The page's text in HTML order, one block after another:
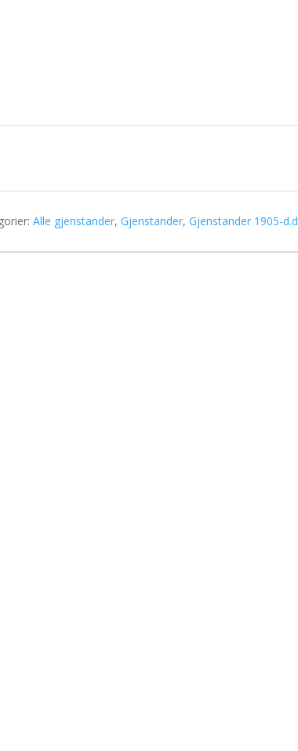
Alle gjenstander,Gjenstander,Gjenstander 1905-d.d